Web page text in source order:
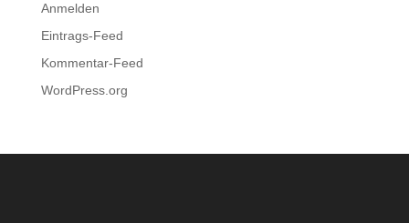
Anmelden
Eintrags-Feed
Kommentar-Feed
WordPress.org